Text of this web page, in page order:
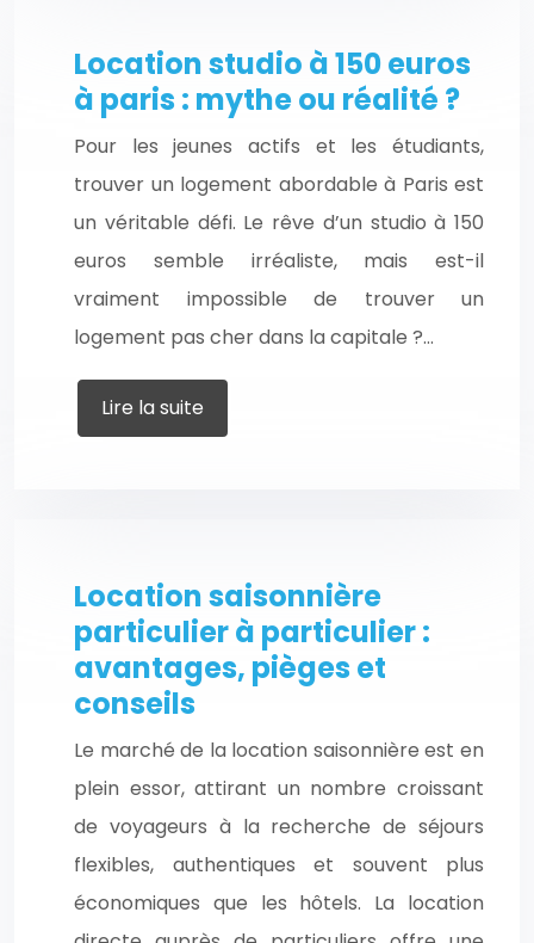
Location studio à 150 euros
à paris : mythe ou réalité ?
Pour les jeunes actifs et les étudiants,
trouver un logement abordable à Paris est
un véritable défi. Le rêve d’un studio à 150
euros semble irréaliste, mais est-il
vraiment impossible de trouver un
logement pas cher dans la capitale ?…
Lire la suite
Location saisonnière
particulier à particulier :
avantages, pièges et
conseils
Le marché de la location saisonnière est en
plein essor, attirant un nombre croissant
de voyageurs à la recherche de séjours
flexibles, authentiques et souvent plus
économiques que les hôtels. La location